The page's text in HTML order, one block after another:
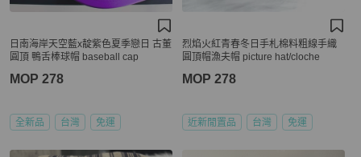
日南海岸天空藍x靛紫色夏季戀日 古董
圓頂 鴨舌棒球帽 baseball cap
MOP 278
全新品 台灣 免運
烈焰火紅青春冬日手札棉料粗線手織
圓頂帽漁夫帽 picture hat/cloche
MOP 278
近新閒置品 台灣 免運